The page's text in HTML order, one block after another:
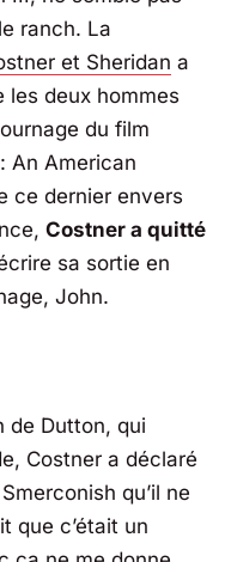
ranch. La
et Sheridan a
les deux hommes
du film
An American
ce dernier envers
Costner a quitté
sa sortie en
John.
de Dutton, qui
Costner a déclaré
qu’il ne
que c’était un